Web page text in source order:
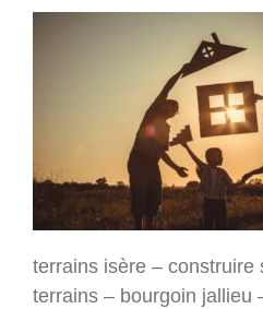
terrains isère – construire
terrains – bourgoin jallieu